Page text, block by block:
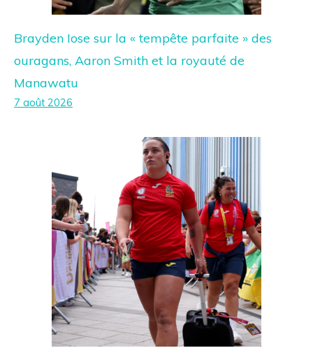
Brayden Iose sur la « tempête parfaite » des
ouragans, Aaron Smith et la royauté de
Manawatu
7 août 2026